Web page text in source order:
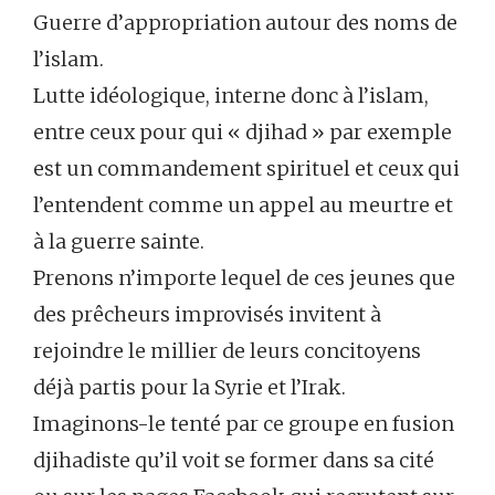
Guerre d’appropriation autour des noms de
l’islam.
Lutte idéologique, interne donc à l’islam,
entre ceux pour qui « djihad » par exemple
est un commandement spirituel et ceux qui
l’entendent comme un appel au meurtre et
à la guerre sainte.
Prenons n’importe lequel de ces jeunes que
des prêcheurs improvisés invitent à
rejoindre le millier de leurs concitoyens
déjà partis pour la Syrie et l’Irak.
Imaginons-le tenté par ce groupe en fusion
djihadiste qu’il voit se former dans sa cité